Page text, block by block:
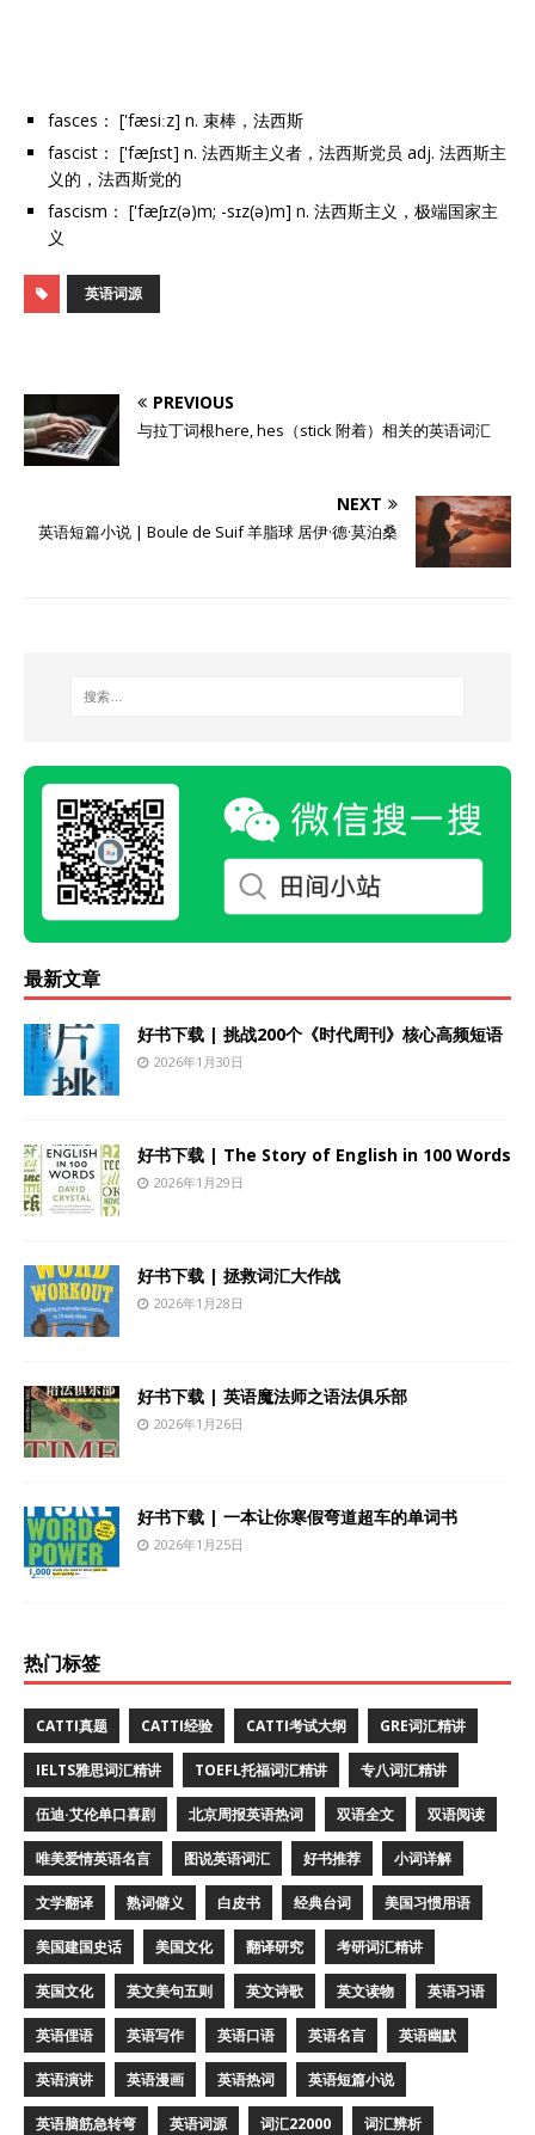
fasces： ['fæsiːz] n. 束棒，法西斯
fascist： ['fæʃɪst] n. 法西斯主义者，法西斯党员 adj. 法西斯主
义的，法西斯党的
fascism： ['fæʃɪz(ə)m; -sɪz(ə)m] n. 法西斯主义，极端国家主
义
英语词源
PREVIOUS
与拉丁词根here, hes（stick 附着）相关的英语词汇
NEXT
英语短篇小说 | Boule de Suif 羊脂球 居伊·德·莫泊桑
最新文章
好书下载 | 挑战200个《时代周刊》核心高频短语
2026年1月30日
好书下载 | The Story of English in 100 Words
2026年1月29日
好书下载 | 拯救词汇大作战
2026年1月28日
好书下载 | 英语魔法师之语法俱乐部
2026年1月26日
好书下载 | 一本让你寒假弯道超车的单词书
2026年1月25日
热门标签
CATTI真题 CATTI经验 CATTI考试大纲 GRE词汇精讲
IELTS雅思词汇精讲 TOEFL托福词汇精讲 专八词汇精讲
伍迪·艾伦单口喜剧 北京周报英语热词 双语全文 双语阅读
唯美爱情英语名言 图说英语词汇 好书推荐 小词详解
文学翻译 熟词僻义 白皮书 经典台词 美国习惯用语
美国建国史话 美国文化 翻译研究 考研词汇精讲
英国文化 英文美句五则 英文诗歌 英文读物 英语习语
英语俚语 英语写作 英语口语 英语名言 英语幽默
英语演讲 英语漫画 英语热词 英语短篇小说
英语脑筋急转弯 英语词源 词汇22000 词汇辨析